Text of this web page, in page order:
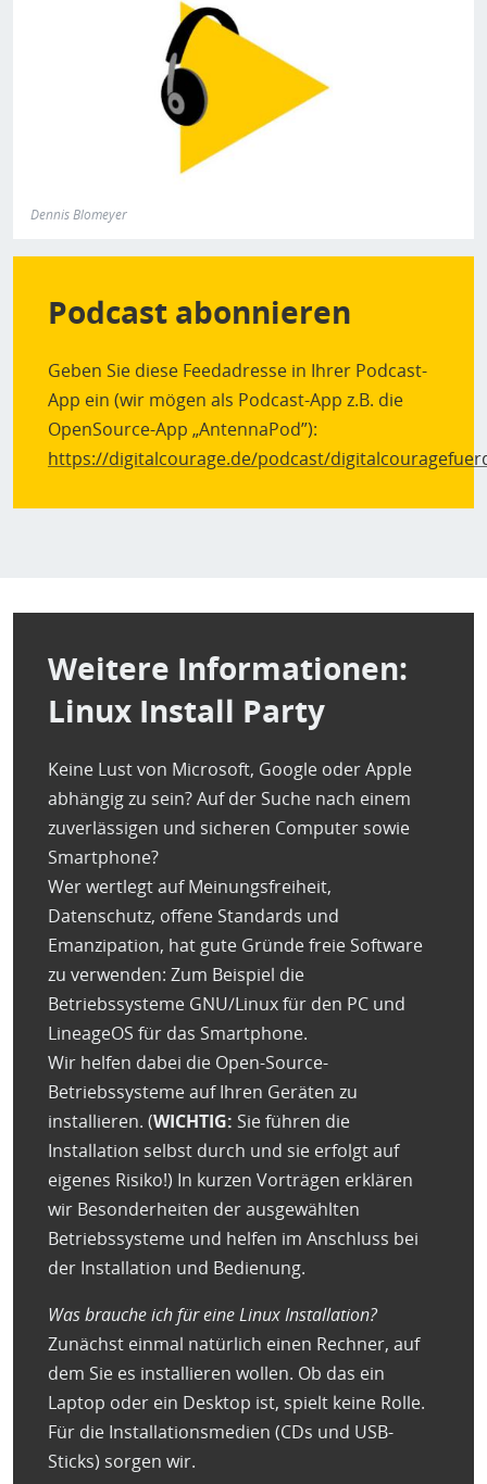
Dennis Blomeyer
Podcast abonnieren
Geben Sie diese Feedadresse in Ihrer Podcast-
App ein (wir mögen als Podcast-App z.B. die
OpenSource-App „AntennaPod”):
https://digitalcourage.de/podcast/
Weitere Informationen:
Linux Install Party
Keine Lust von Microsoft, Google oder Apple
abhängig zu sein? Auf der Suche nach einem
zuverlässigen und sicheren Computer sowie
Smartphone?
Wer wertlegt auf Meinungsfreiheit,
Datenschutz, offene Standards und
Emanzipation, hat gute Gründe freie Software
zu verwenden: Zum Beispiel die
Betriebssysteme GNU/Linux für den PC und
LineageOS für das Smartphone.
Wir helfen dabei die Open-Source-
Betriebssysteme auf Ihren Geräten zu
installieren. (WICHTIG: Sie führen die
Installation selbst durch und sie erfolgt auf
eigenes Risiko!) In kurzen Vorträgen erklären
wir Besonderheiten der ausgewählten
Betriebssysteme und helfen im Anschluss bei
der Installation und Bedienung.
Was brauche ich für eine Linux Installation?
Zunächst einmal natürlich einen Rechner, auf
dem Sie es installieren wollen. Ob das ein
Laptop oder ein Desktop ist, spielt keine Rolle.
Für die Installationsmedien (CDs und USB-
Sticks) sorgen wir.